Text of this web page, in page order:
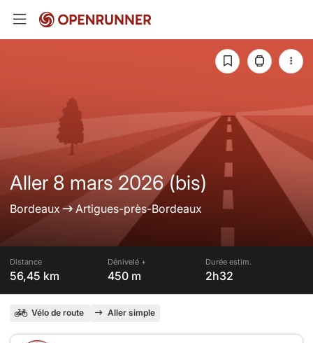
Aller 8 mars 2026 (bis)
Bordeaux Artigues-près-Bordeaux
Distance
56,45 km
Dénivelé +
450 m
Durée estim.
2h32
Vélo de route Aller simple